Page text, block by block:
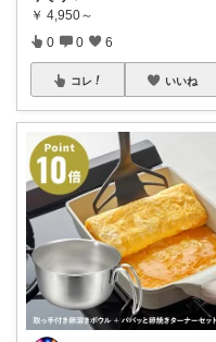
￥ 4,950～
0 0 6
コレ いいね